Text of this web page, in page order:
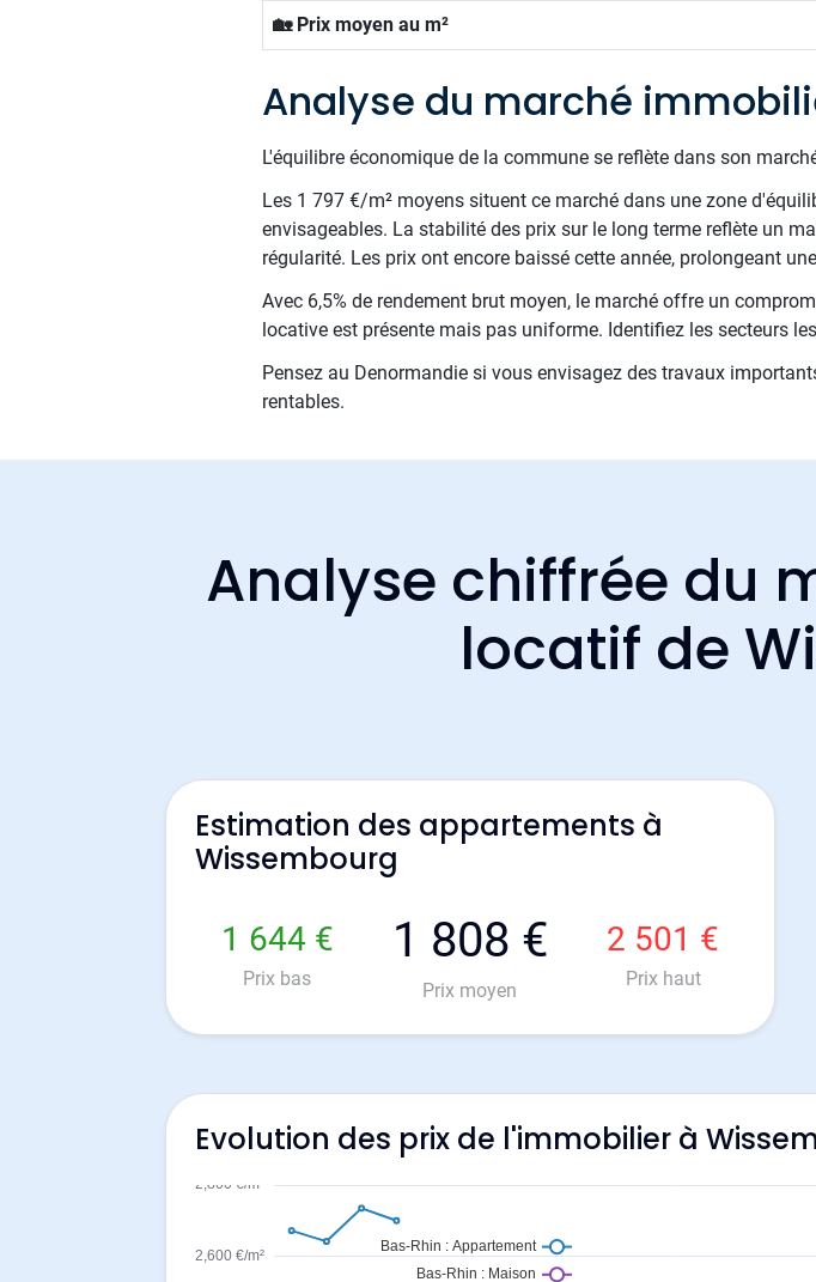
🏡 Prix moyen au m²
Analyse du marché
L'équilibre économique de la commune se reflète dans son
Les 1 797 €/m² moyens situent ce marché dans une zone
envisageables. La stabilité des prix sur le long terme reflète un
régularité. Les prix ont encore baissé cette année, prolongeant
Avec 6,5% de rendement brut moyen, le marché offre un
locative est présente mais pas uniforme. Identifiez les secteurs
Pensez au Denormandie si vous envisagez des travaux
rentables.
Analyse chiffrée du
locatif de
Estimation des appartements à
Wissembourg
1 644 €
Prix bas
1 808 €
Prix moyen
2 501 €
Prix haut
Evolution des prix de l'immobilier à